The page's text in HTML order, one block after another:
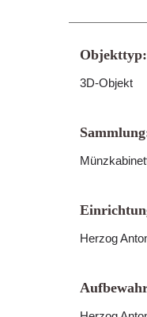
Objekttyp:
3D-Objekt
Herzog